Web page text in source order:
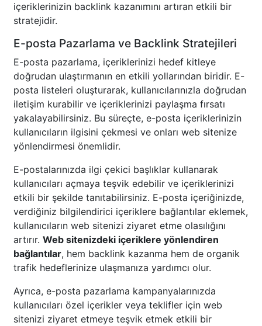
içeriklerinizin backlink kazanımını artıran etkili bir
stratejidir.
E-posta Pazarlama ve Backlink Stratejileri
E-posta pazarlama, içeriklerinizi hedef kitleye
doğrudan ulaştırmanın en etkili yollarından biridir. E-
posta listeleri oluşturarak, kullanıcılarınızla doğrudan
iletişim kurabilir ve içeriklerinizi paylaşma fırsatı
yakalayabilirsiniz. Bu süreçte, e-posta içeriklerinizin
kullanıcıların ilgisini çekmesi ve onları web sitenize
yönlendirmesi önemlidir.
E-postalarınızda ilgi çekici başlıklar kullanarak
kullanıcıları açmaya teşvik edebilir ve içeriklerinizi
etkili bir şekilde tanıtabilirsiniz. E-posta içeriğinizde,
verdiğiniz bilgilendirici içeriklere bağlantılar eklemek,
kullanıcıların web sitenizi ziyaret etme olasılığını
artırır. Web sitenizdeki içeriklere yönlendiren
bağlantılar, hem backlink kazanma hem de organik
trafik hedeflerinize ulaşmanıza yardımcı olur.
Ayrıca, e-posta pazarlama kampanyalarınızda
kullanıcıları özel içerikler veya teklifler için web
sitenizi ziyaret etmeye teşvik etmek etkili bir